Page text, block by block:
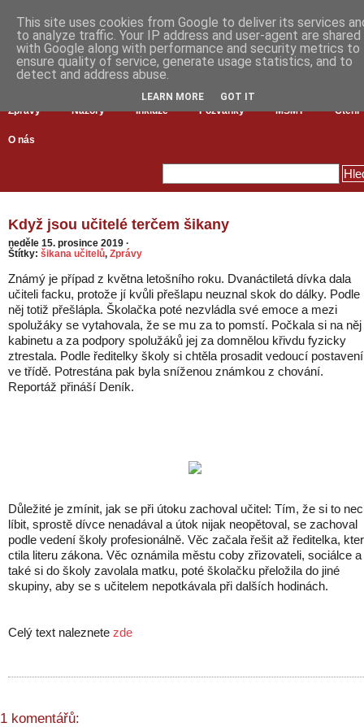
Zprávy Názory Inkluze Pozvánky MŠMT Čtení
O nás
Když jsou učitelé terčem šikany
neděle 15. prosince 2019 ·
Štítky: šikana učitelů, Zprávy
Známý je případ z května letošního roku. Dvanáctiletá dívka dala
učiteli facku, protože jí kvůli přešlapu neuznal skok do dálky. Podle
něj totiž přešlápla. Školačka poté nezvládla své emoce a mezi
spolužáky se vytahovala, že se mu za to pomstí. Počkala si na něj
kabinetu a za podpory spolužáků jej za domnělou křivdu fyzicky
ztrestala. Podle ředitelky školy si chtěla prosadit vedoucí postavení
ve třídě. Potrestána pak byla sníženou známkou z chování.
Reportáž přináší Deník.
Důležité je zmínit, jak se při útoku zachoval učitel: Tím, že si to
líbit, sprostě dívce nenadával a útok nijak neopětoval, se zachoval
podle vedení školy profesionálně. Věc začala řešit až ředitelka,
ctila literu zákona. Věc oznámila městu coby zřizovateli, sociálce a
také si do školy zavolala matku, poté školačku přeložila do jiné
skupiny, aby se s učitelem nepotkávala při dalších hodinách.
Celý text naleznete zde
1 komentářů:
This site uses cookies from Google to deliver its services
to analyze traffic. Your IP address and user-agent are shared
with Google along with performance and security metrics to
ensure quality of service, generate usage statistics, and to
detect and address abuse.
LEARN MORE GOT IT